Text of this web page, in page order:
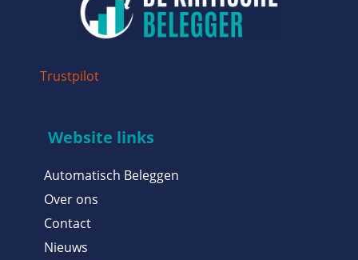
Trustpilot
Website links
Automatisch Beleggen
Over ons
Contact
Nieuws